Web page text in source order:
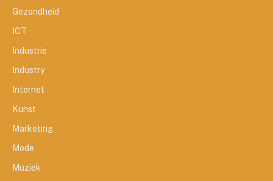
Gezondheid
ICT
Industrie
Industry
Internet
Kunst
Marketing
Mode
Muziek